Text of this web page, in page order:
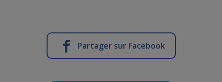
Partager sur Facebook